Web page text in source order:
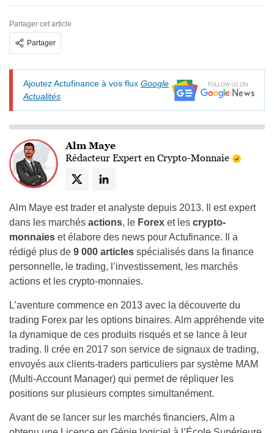
Partager cet article
Partager
Ajoutez Actufinance à vos flux Google
Actualités
Alm Maye
Rédacteur Expert en Crypto-Monnaie
Alm Maye est trader et analyste depuis 2013. Il est expert
dans les marchés actions, le Forex et les crypto-
monnaies et élabore des news pour Actufinance. Il a
rédigé plus de 9 000 articles spécialisés dans la finance
personnelle, le trading, l’investissement, les marchés
actions et les crypto-monnaies.
L’aventure commence en 2013 avec la découverte du
trading Forex par les options binaires. Alm appréhende vite
la dynamique de ces produits risqués et se lance à leur
trading. Il crée en 2017 son service de signaux de trading,
envoyés aux clients-traders particuliers par système MAM
(Multi-Account Manager) qui permet de répliquer les
positions sur plusieurs comptes simultanément.
Avant de se lancer sur les marchés financiers, Alm a